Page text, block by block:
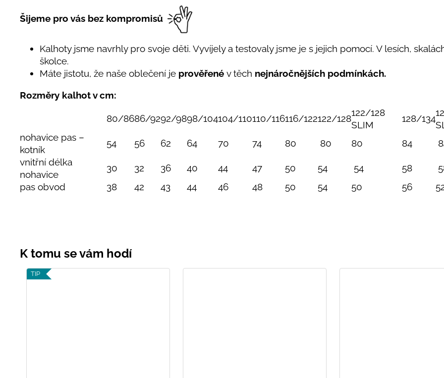
Šijeme pro vás bez kompromisů
Kalhoty jsme navrhly pro svoje děti. Vyvíjely a testovaly jsme je s jejich pomocí. V lesích,
školce.
Máte jistotu, že naše oblečení je prověřené v těch nejnáročnějších podmínkách.
Rozměry kalhot v cm:
80/8686/9292/9898/104104/110110/116116/122122/128
122/128
SLIM
128/134
nohavice pas –
kotník
54 56 62 64 70 74 80 80 80 84
vnitřní délka
nohavice
30 32 36 40 44 47 50 54 54 58
pas obvod
38 42 43 44 46 48 50 54 50 56
TIP